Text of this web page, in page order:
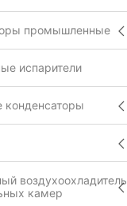
промышленные
испарители
конденсаторы
воздухоохладитель
камер